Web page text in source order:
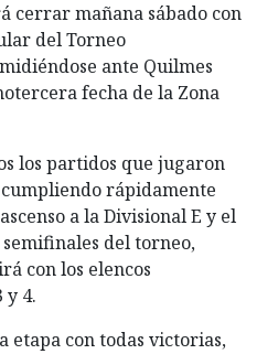
cerrar mañana sábado con
del Torneo
ante Quilmes
fecha de la Zona
los partidos que jugaron
rápidamente
a la Divisional E y el
del torneo,
con los elencos
y 4.
etapa con todas victorias,